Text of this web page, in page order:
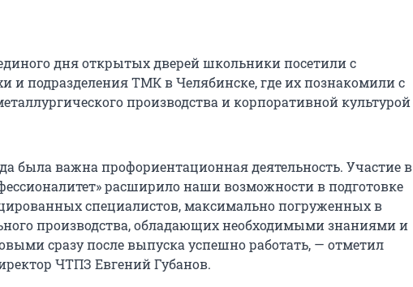
дня открытых дверей школьники посетили с
и подразделения ТМК в Челябинске, где их познакомили с
производства и корпоративной культурой
была важна профориентационная деятельность. Участие в
расширило наши возможности в подготовке
специалистов, максимально погруженных в
производства, обладающих необходимыми знаниями и
сразу после выпуска успешно работать, — отметил
ЧТПЗ Евгений Губанов.